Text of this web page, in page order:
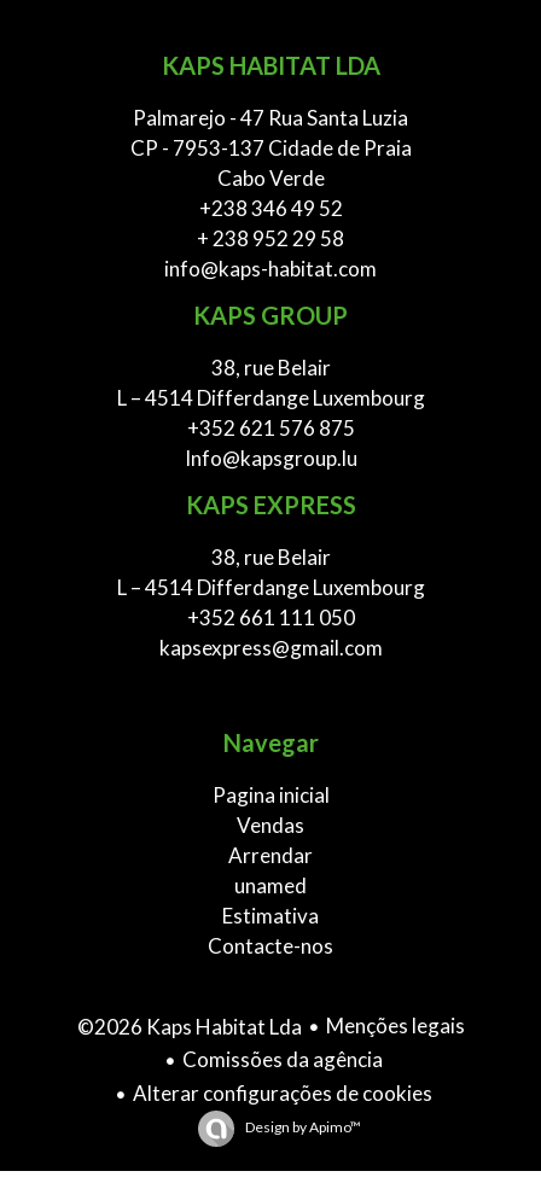
KAPS HABITAT LDA
Palmarejo - 47 Rua Santa Luzia
CP - 7953-137 Cidade de Praia
Cabo Verde
+238 346 49 52
+ 238 952 29 58
info@kaps-habitat.com
KAPS GROUP
38, rue Belair
L – 4514 Differdange Luxembourg
+352 621 576 875
Info@kapsgroup.lu
KAPS EXPRESS
38, rue Belair
L – 4514 Differdange Luxembourg
+352 661 111 050
kapsexpress@gmail.com
Navegar
Pagina inicial
Vendas
Arrendar
unamed
Estimativa
Contacte-nos
©2026 Kaps Habitat Lda
Menções legais
Comissões da agência
Alterar configurações de cookies
Design byApimo™